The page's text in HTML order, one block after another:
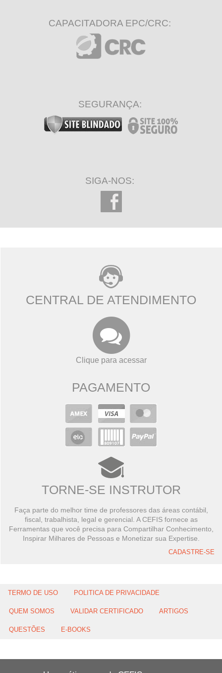
CAPACITADORA EPC/CRC:
SEGURANÇA:
SIGA-NOS:
CENTRAL DE ATENDIMENTO
Clique para acessar
PAGAMENTO
TORNE-SE INSTRUTOR
Faça parte do melhor time de professores das áreas contábil,
fiscal, trabalhista, legal e gerencial. A CEFIS fornece as
Ferramentas que você precisa para Compartilhar Conhecimento,
Inspirar Milhares de Pessoas e Monetizar sua Expertise.
CADASTRE-SE
TERMO DE USO POLITICA DE PRIVACIDADE
QUEM SOMOS VALIDAR CERTIFICADO ARTIGOS
QUESTÕES E-BOOKS